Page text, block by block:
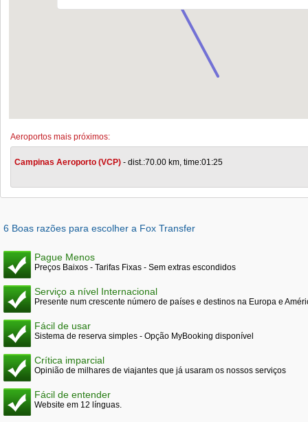
Aeroportos mais próximos:
Campinas Aeroporto (VCP) - dist.:70.00 km, time:01:25
6 Boas razões para escolher a Fox Transfer
Pague Menos
Preços Baixos - Tarifas Fixas - Sem extras escondidos
Serviço a nível Internacional
Presente num crescente número de países e destinos na Europa e
Fácil de usar
Sistema de reserva simples - Opção MyBooking disponível
Crítica imparcial
Opinião de milhares de viajantes que já usaram os nossos serviços
Fácil de entender
Website em 12 línguas.